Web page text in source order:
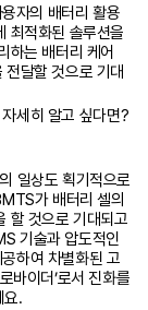
자의 배터리 활용
최적화된 솔루션을
하는 배터리 케어
달할 것으로 기대
세히 알고 싶다면?
일상도 획기적으로
가 배터리 셀의
할 것으로 기대되고
기술과 압도적인
하여 차별화된 고
바이더’로서 진화를
요.